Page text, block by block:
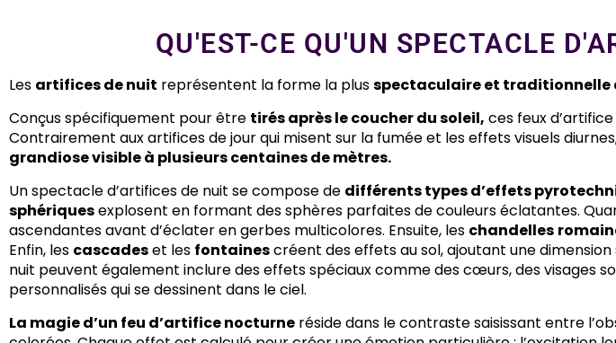
QU'EST-CE QU'UN SPECTACLE
Les artifices de nuit représentent la forme la plusspectaculaire et traditionnelle
Conçus spécifiquement pour être tirés après le coucher du soleil, ces feux
Contrairement aux artifices de jour qui misent sur la fumée et les effets visuels
grandiose visible à plusieurs centaines de mètres.
Un spectacle d’artifices de nuit se compose de différents types d’effets
sphériquesexplosent en formant des sphères parfaites de couleurs éclatantes.
ascendantes avant d’éclater en gerbes multicolores. Ensuite, les chandelles
Enfin, les cascadeset les fontainescréent des effets au sol, ajoutant une
nuit peuvent également inclure des effets spéciaux comme des cœurs, des visages
personnalisés qui se dessinent dans le ciel.
La magie d’un feu d’artifice nocturne réside dans le contraste saisissant entre